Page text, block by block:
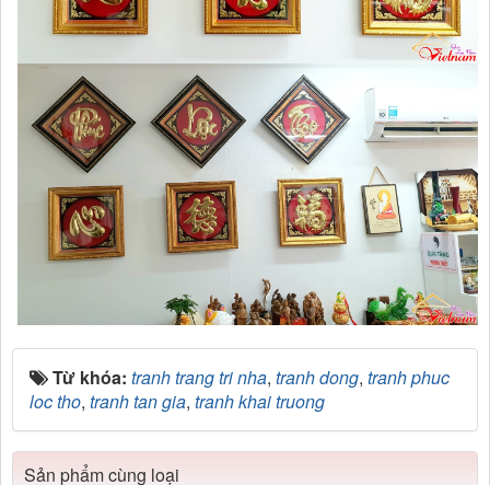
Từ khóa: tranh trang tri nha, tranh dong, tranh phuc
loc tho, tranh tan gia, tranh khai truong
Sản phẩm cùng loại